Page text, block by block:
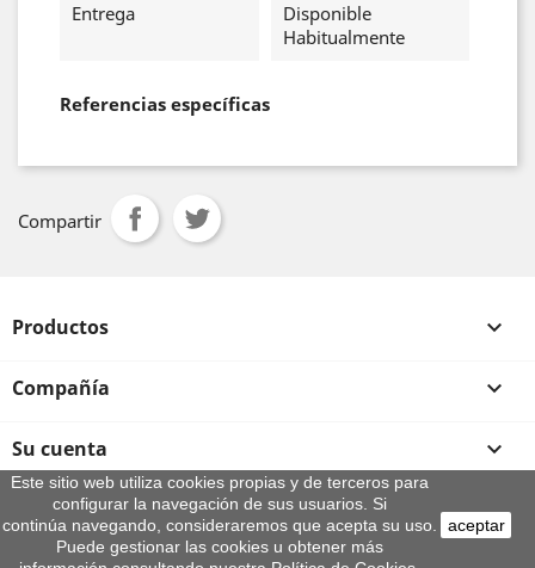
Entrega
Disponible
Habitualmente
Referencias específicas
Compartir
Productos 
Compañía 
Su cuenta 
Información de la tienda
Este sitio web utiliza cookies propias y de terceros para
configurar la navegación de sus usuarios. Si
continúa navegando, consideraremos que acepta su uso.
Puede gestionar las cookies u obtener más
aceptar
© 2026 - By Aeroteca